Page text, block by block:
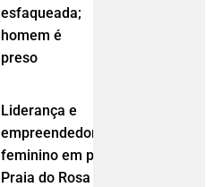
esfaqueada;
homem é
preso
Liderança e
empreendedorismo
feminino em pauta:
Praia do Rosa